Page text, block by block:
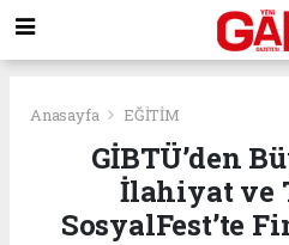
Anasayfa EĞİTİM
GİBTÜ’den
İlahiyat ve
SosyalFest’te